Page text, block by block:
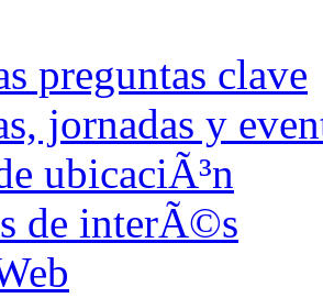
preguntas clave
jornadas y
ubicaciÃ³n
de interÃ©s